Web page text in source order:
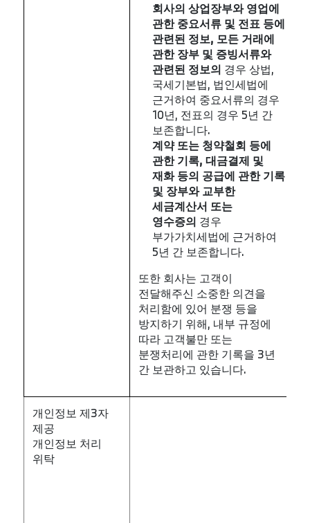
회사의 상업장부와 영업에
관한 중요서류 및 전표 등에
관련된 정보, 모든 거래에
관한 장부 및 증빙서류와
관련된 정보의 경우 상법,
국세기본법, 법인세법에
근거하여 중요서류의 경우
10년, 전표의 경우 5년 간
보존합니다.
계약 또는 청약철회 등에
관한 기록, 대금결제 및
재화 등의 공급에 관한 기록
및 장부와 교부한
세금계산서 또는
영수증의 경우
부가가치세법에 근거하여
5년 간 보존합니다.
또한 회사는 고객이
전달해주신 소중한 의견을
처리함에 있어 분쟁 등을
방지하기 위해, 내부 규정에
따라 고객불만 또는
분쟁처리에 관한 기록을 3년
간 보관하고 있습니다.
개인정보 제3자
제공
개인정보 처리
위탁